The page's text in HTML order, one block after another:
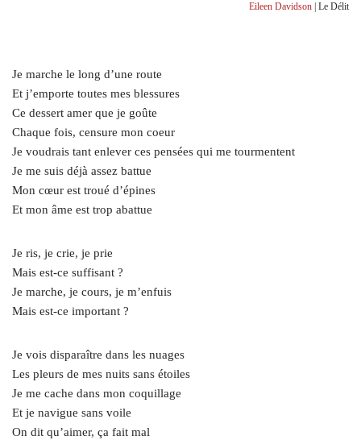
Eileen Davidson | Le Délit
Je marche le long d’une route
Et j’emporte toutes mes blessures
Ce dessert amer que je goûte
Chaque fois, censure mon coeur
Je voudrais tant enlever ces pensées qui me tourmentent
Je me suis déjà assez battue
Mon cœur est troué d’épines
Et mon âme est trop abattue
Je ris, je crie, je prie
Mais est-ce suffisant ?
Je marche, je cours, je m’enfuis
Mais est-ce important ?
Je vois disparaître dans les nuages
Les pleurs de mes nuits sans étoiles
Je me cache dans mon coquillage
Et je navigue sans voile
On dit qu’aimer, ça fait mal